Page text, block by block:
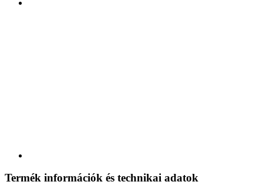
Termék információk és technikai adatok